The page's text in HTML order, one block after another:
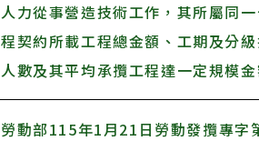
人力從事營造技術工作，其所屬同
程契約所載工程總金額、工期及分
人數及其平均承攬工程達一定規模金
勞動部115年1月21日勞動發攬專